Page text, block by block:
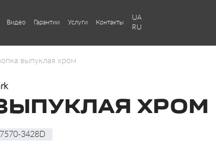
Видео Гарантии Услуги Контакты
RU
UA
выпуклая хром
ХРОМ
3428D